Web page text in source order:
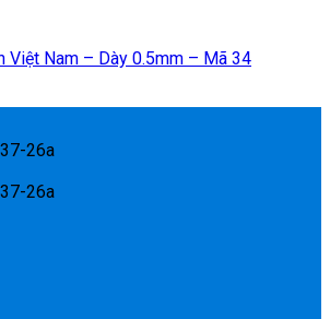
Việt Nam – Dày 0.5mm – Mã 34